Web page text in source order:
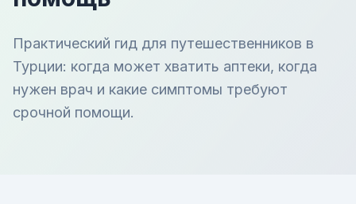
Практический гид для путешественников в
Турции: когда может хватить аптеки, когда
нужен врач и какие симптомы требуют
срочной помощи.